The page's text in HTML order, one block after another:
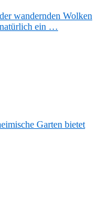
wandernden Wolken
natürlich ein …
Garten bietet